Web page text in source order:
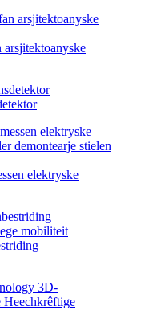
elektryske